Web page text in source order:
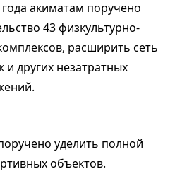
акиматам поручено
43 физкультурно-
расширить сеть
других незатратных
уделить полной
объектов.